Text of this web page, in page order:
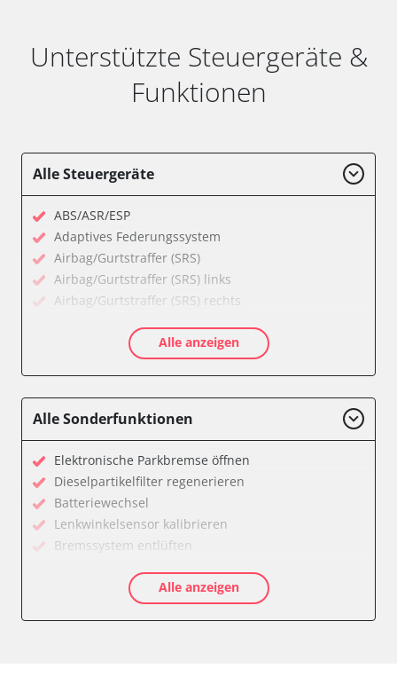
Unterstützte Steuergeräte &
Funktionen
Alle Steuergeräte
ABS/ASR/ESP
Adaptives Federungssystem
Airbag/Gurtstraffer (SRS)
Airbag/Gurtstraffer (SRS) links
Airbag/Gurtstraffer (SRS) rechts
Aktivlenkung
Anhängersteuergerät
Bedieneinheit Mittelkonsole
Bordcomputer
CD-Wechsler
Command
Dachbedieneinheit (DBE)
Dämpfungssystem hinten links
Dämpfungssystem hinten rechts
Dämpfungssystem vorne links
Dämpfungssystem vorne rechts
Alle anzeigen
Alle Sonderfunktionen
Elektronische Parkbremse öffnen
Dieselpartikelfilter regenerieren
Batteriewechsel
Lenkwinkelsensor kalibrieren
Bremssystem entlüften
Elektronische Parkbremse kalibrieren
Ölservicerückstellung
Alle anzeigen